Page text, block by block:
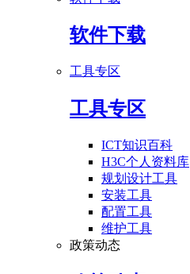
软件下载
工具专区
工具专区
ICT知识百科
H3C个人资料库
规划设计工具
安装工具
配置工具
维护工具
政策动态